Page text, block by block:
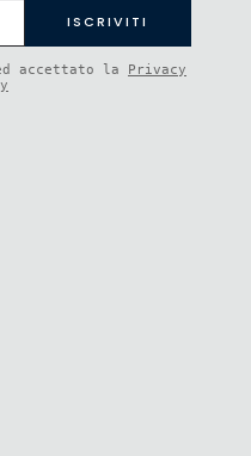
accettato la
Privacy